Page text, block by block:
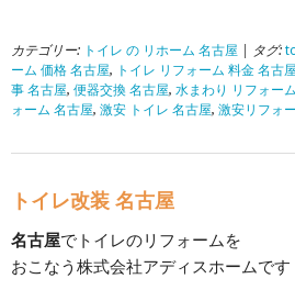
カテゴリー: トイレ の リホーム 名古屋 | タグ:
ーム 価格 名古屋, トイレ リフォーム 料金 名古屋
事 名古屋, 便器交換 名古屋, 水まわり リフォー
ォーム 名古屋, 激安 トイレ 名古屋, 激安リフォ
トイレ改装 名古屋
名古屋でトイレのリフォームを
おこなう株式会社アディスホームです